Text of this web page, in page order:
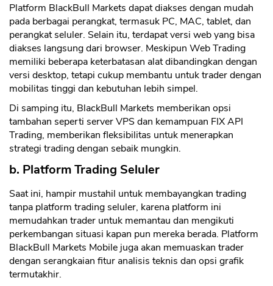
Platform BlackBull Markets dapat diakses dengan mudah
pada berbagai perangkat, termasuk PC, MAC, tablet, dan
perangkat seluler. Selain itu, terdapat versi web yang bisa
diakses langsung dari browser. Meskipun Web Trading
memiliki beberapa keterbatasan alat dibandingkan dengan
versi desktop, tetapi cukup membantu untuk trader dengan
mobilitas tinggi dan kebutuhan lebih simpel.
Di samping itu, BlackBull Markets memberikan opsi
tambahan seperti server VPS dan kemampuan FIX API
Trading, memberikan fleksibilitas untuk menerapkan
strategi trading dengan sebaik mungkin.
b. Platform Trading Seluler
Saat ini, hampir mustahil untuk membayangkan trading
tanpa platform trading seluler, karena platform ini
memudahkan trader untuk memantau dan mengikuti
perkembangan situasi kapan pun mereka berada. Platform
BlackBull Markets Mobile juga akan memuaskan trader
dengan serangkaian fitur analisis teknis dan opsi grafik
termutakhir.